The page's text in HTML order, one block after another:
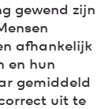
gewend zijn
afhankelijk
en hun
gemiddeld
uit te